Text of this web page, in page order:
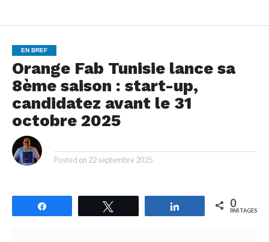
EN BREF
Orange Fab Tunisie lance sa
8ème saison : start-up,
candidatez avant le 31
octobre 2025
Posted on 22 septembre 2025
Partagez 0
PARTAGES